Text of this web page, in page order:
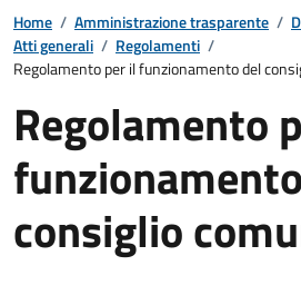
Home / Amministrazione trasparente /
Atti generali / Regolamenti /
Regolamento per il funzionamento del
Regolamento
consiglio